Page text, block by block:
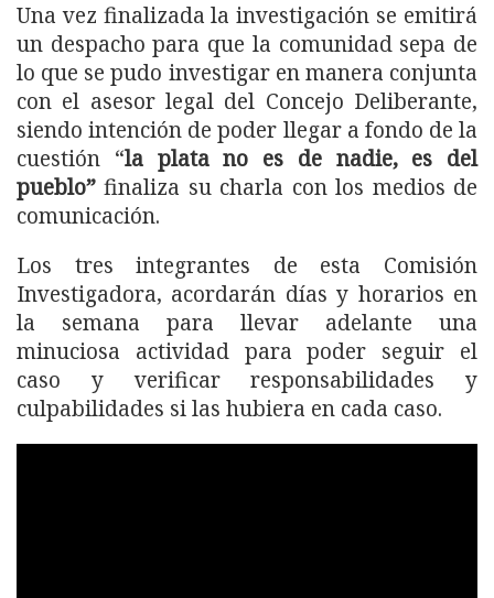
Una vez finalizada la investigación se emitirá
un despacho para que la comunidad sepa de
lo que se pudo investigar en manera conjunta
con el asesor legal del Concejo Deliberante,
siendo intención de poder llegar a fondo de la
cuestión “la plata no es de nadie, es del
pueblo” finaliza su charla con los medios de
comunicación.
Los tres integrantes de esta Comisión
Investigadora, acordarán días y horarios en
la semana para llevar adelante una
minuciosa actividad para poder seguir el
caso y verificar responsabilidades y
culpabilidades si las hubiera en cada caso.